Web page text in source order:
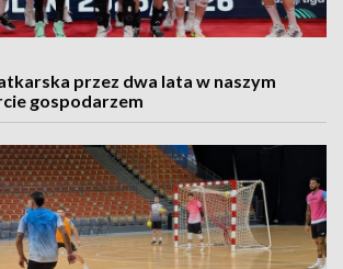
przez dwa lata w naszym
gospodarzem